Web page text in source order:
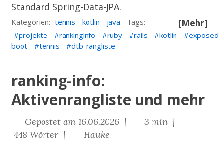
Standard Spring-Data-JPA.
[Mehr]
Kategorien: tennis kotlin java
Tags:
projekte
rankinginfo ruby rails kotlin
exposed
boot
tennis dtb-rangliste
ranking-info:
Aktivenrangliste und mehr
Gepostet am 16.06.2026 |
3 min |
448 Wörter |
Hauke